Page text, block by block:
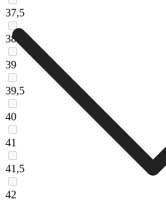
37,5
38
39
39,5
40
41
41,5
42